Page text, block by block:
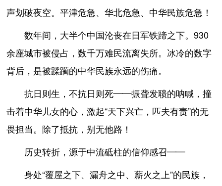
声划破夜空。平津危急、华北危急、中华民族危急！
数年间，大半个中国沦丧在日军铁蹄之下。930
余座城市被侵占，数千万难民流离失所。冰冷的数字
背后，是被蹂躏的中华民族永远的伤痛。
抗日则生，不抗日则死——振聋发聩的呐喊，撞
击着中华儿女的心，激起“天下兴亡，匹夫有责”的无
畏担当。除了抵抗，别无他路！
历史转折，源于中流砥柱的信仰感召——
身处“覆屋之下、漏舟之中、薪火之上”的民族，